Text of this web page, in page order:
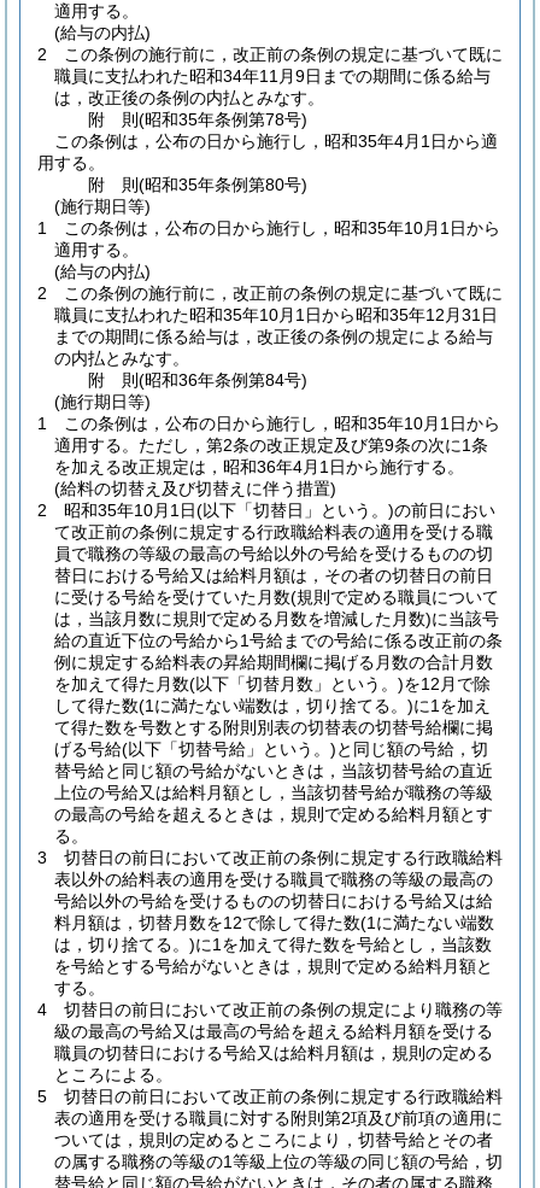
適用する。
(給与の内払)
2
この条例の施行前に，改正前の条例の規定に基づいて既に
職員に支払われた昭和34年11月9日までの期間に係る給与
は，改正後の条例の内払とみなす。
附 則(昭和35年条例第78号)
この条例は，公布の日から施行し，昭和35年4月1日から適
用する。
附 則(昭和35年条例第80号)
(施行期日等)
1
この条例は，公布の日から施行し，昭和35年10月1日から
適用する。
(給与の内払)
2
この条例の施行前に，改正前の条例の規定に基づいて既に
職員に支払われた昭和35年10月1日から昭和35年12月31日
までの期間に係る給与は，改正後の条例の規定による給与
の内払とみなす。
附 則(昭和36年条例第84号)
(施行期日等)
1
この条例は，公布の日から施行し，昭和35年10月1日から
適用する。 ただし，第2条の改正規定及び第9条の次に1条
を加える改正規定は，昭和36年4月1日から施行する。
(給料の切替え及び切替えに伴う措置)
2
昭和35年10月1日(以下「切替日」という。)の前日におい
て改正前の条例に規定する行政職給料表の適用を受ける職
員で職務の等級の最高の号給以外の号給を受けるものの切
替日における号給又は給料月額は，その者の切替日の前日
に受ける号給を受けていた月数(規則で定める職員について
は，当該月数に規則で定める月数を増減した月数)に当該号
給の直近下位の号給から1号給までの号給に係る改正前の条
例に規定する給料表の昇給期間欄に掲げる月数の合計月数
を加えて得た月数(以下「切替月数」という。)を12月で除
して得た数(1に満たない端数は，切り捨てる。)に1を加え
て得た数を号数とする附則別表の切替表の切替号給欄に掲
げる号給(以下「切替号給」という。)と同じ額の号給，切
替号給と同じ額の号給がないときは，当該切替号給の直近
上位の号給又は給料月額とし，当該切替号給が職務の等級
の最高の号給を超えるときは，規則で定める給料月額とす
る。
3
切替日の前日において改正前の条例に規定する行政職給料
表以外の給料表の適用を受ける職員で職務の等級の最高の
号給以外の号給を受けるものの切替日における号給又は給
料月額は，切替月数を12で除して得た数(1に満たない端数
は，切り捨てる。)に1を加えて得た数を号給とし，当該数
を号給とする号給がないときは，規則で定める給料月額と
する。
4
切替日の前日において改正前の条例の規定により職務の等
級の最高の号給又は最高の号給を超える給料月額を受ける
職員の切替日における号給又は給料月額は，規則の定める
ところによる。
5
切替日の前日において改正前の条例に規定する行政職給料
表の適用を受ける職員に対する附則第2項及び前項の適用に
ついては，規則の定めるところにより，切替号給とその者
の属する職務の等級の1等級上位の等級の同じ額の号給，切
替号給と同じ額の号給がないときは，その者の属する職務